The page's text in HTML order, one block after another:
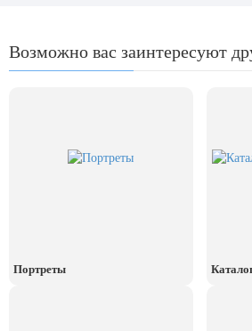
Возможно вас заинтересуют
Портреты